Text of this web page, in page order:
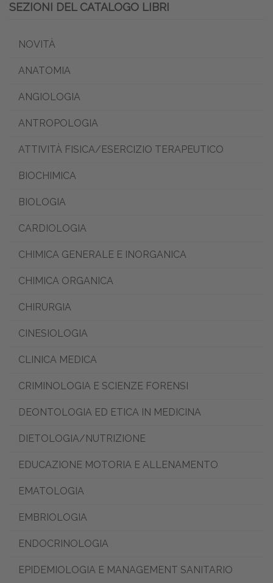
SEZIONI DEL CATALOGO LIBRI
NOVITÀ
ANATOMIA
ANGIOLOGIA
ANTROPOLOGIA
ATTIVITÀ FISICA/ESERCIZIO TERAPEUTICO
BIOCHIMICA
BIOLOGIA
CARDIOLOGIA
CHIMICA GENERALE E INORGANICA
CHIMICA ORGANICA
CHIRURGIA
CINESIOLOGIA
CLINICA MEDICA
CRIMINOLOGIA E SCIENZE FORENSI
DEONTOLOGIA ED ETICA IN MEDICINA
DIETOLOGIA/NUTRIZIONE
EDUCAZIONE MOTORIA E ALLENAMENTO
EMATOLOGIA
EMBRIOLOGIA
ENDOCRINOLOGIA
EPIDEMIOLOGIA E MANAGEMENT SANITARIO